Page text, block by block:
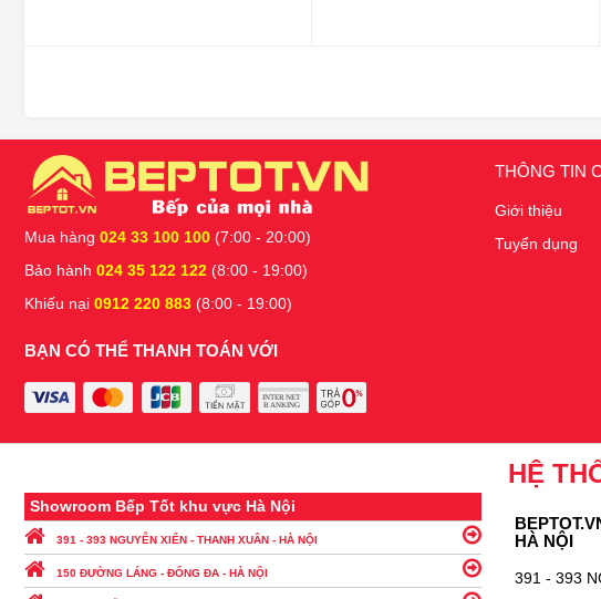
Mua hàng 024 33 100 100 (7:00 - 20:00)
Bảo hành 024 35 122 122 (8:00 - 19:00)
Khiếu nại 0912 220 883 (8:00 - 19:00)
BẠN CÓ THỂ THANH TOÁN VỚI
THÔNG TIN
Giới thiệu
Tuyển dụng
HỆ
Showroom Bếp Tốt khu vực Hà Nội
391 - 393 NGUYỄN XIỂN - THANH XUÂN - HÀ NỘI
150 ĐƯỜNG LÁNG - ĐỐNG ĐA - HÀ NỘI
HÀ NỘI
391 - 393